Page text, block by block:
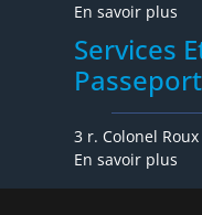
En savoir plus
Services
3 r. Colonel
En savoir plus